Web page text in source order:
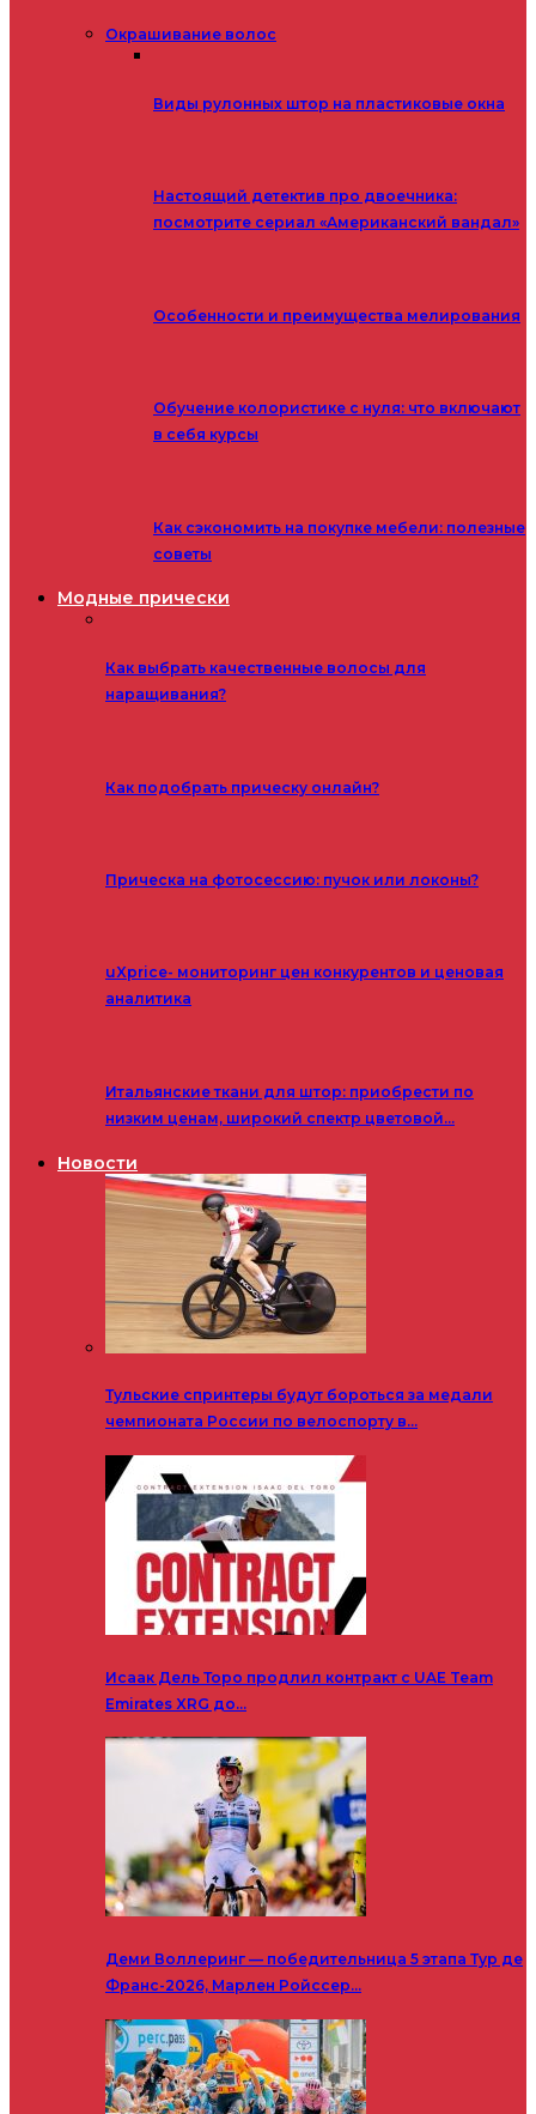
Окрашивание волос
Виды рулонных штор на пластиковые окна
Настоящий детектив про двоечника:
посмотрите сериал «Американский вандал»
Особенности и преимущества мелирования
Обучение колористике с нуля: что включают
в себя курсы
Как сэкономить на покупке мебели: полезные
советы
Модные прически
Как выбрать качественные волосы для
наращивания?
Как подобрать прическу онлайн?
Прическа на фотосессию: пучок или локоны?
uXprice- мониторинг цен конкурентов и ценовая
аналитика
Итальянские ткани для штор: приобрести по
низким ценам, широкий спектр цветовой…
Новости
Тульские спринтеры будут бороться за медали
чемпионата России по велоспорту в…
Исаак Дель Торо продлил контракт с UAE Team
Emirates XRG до…
Деми Воллеринг — победительница 5 этапа Тур де
Франс-2026, Марлен Ройссер…